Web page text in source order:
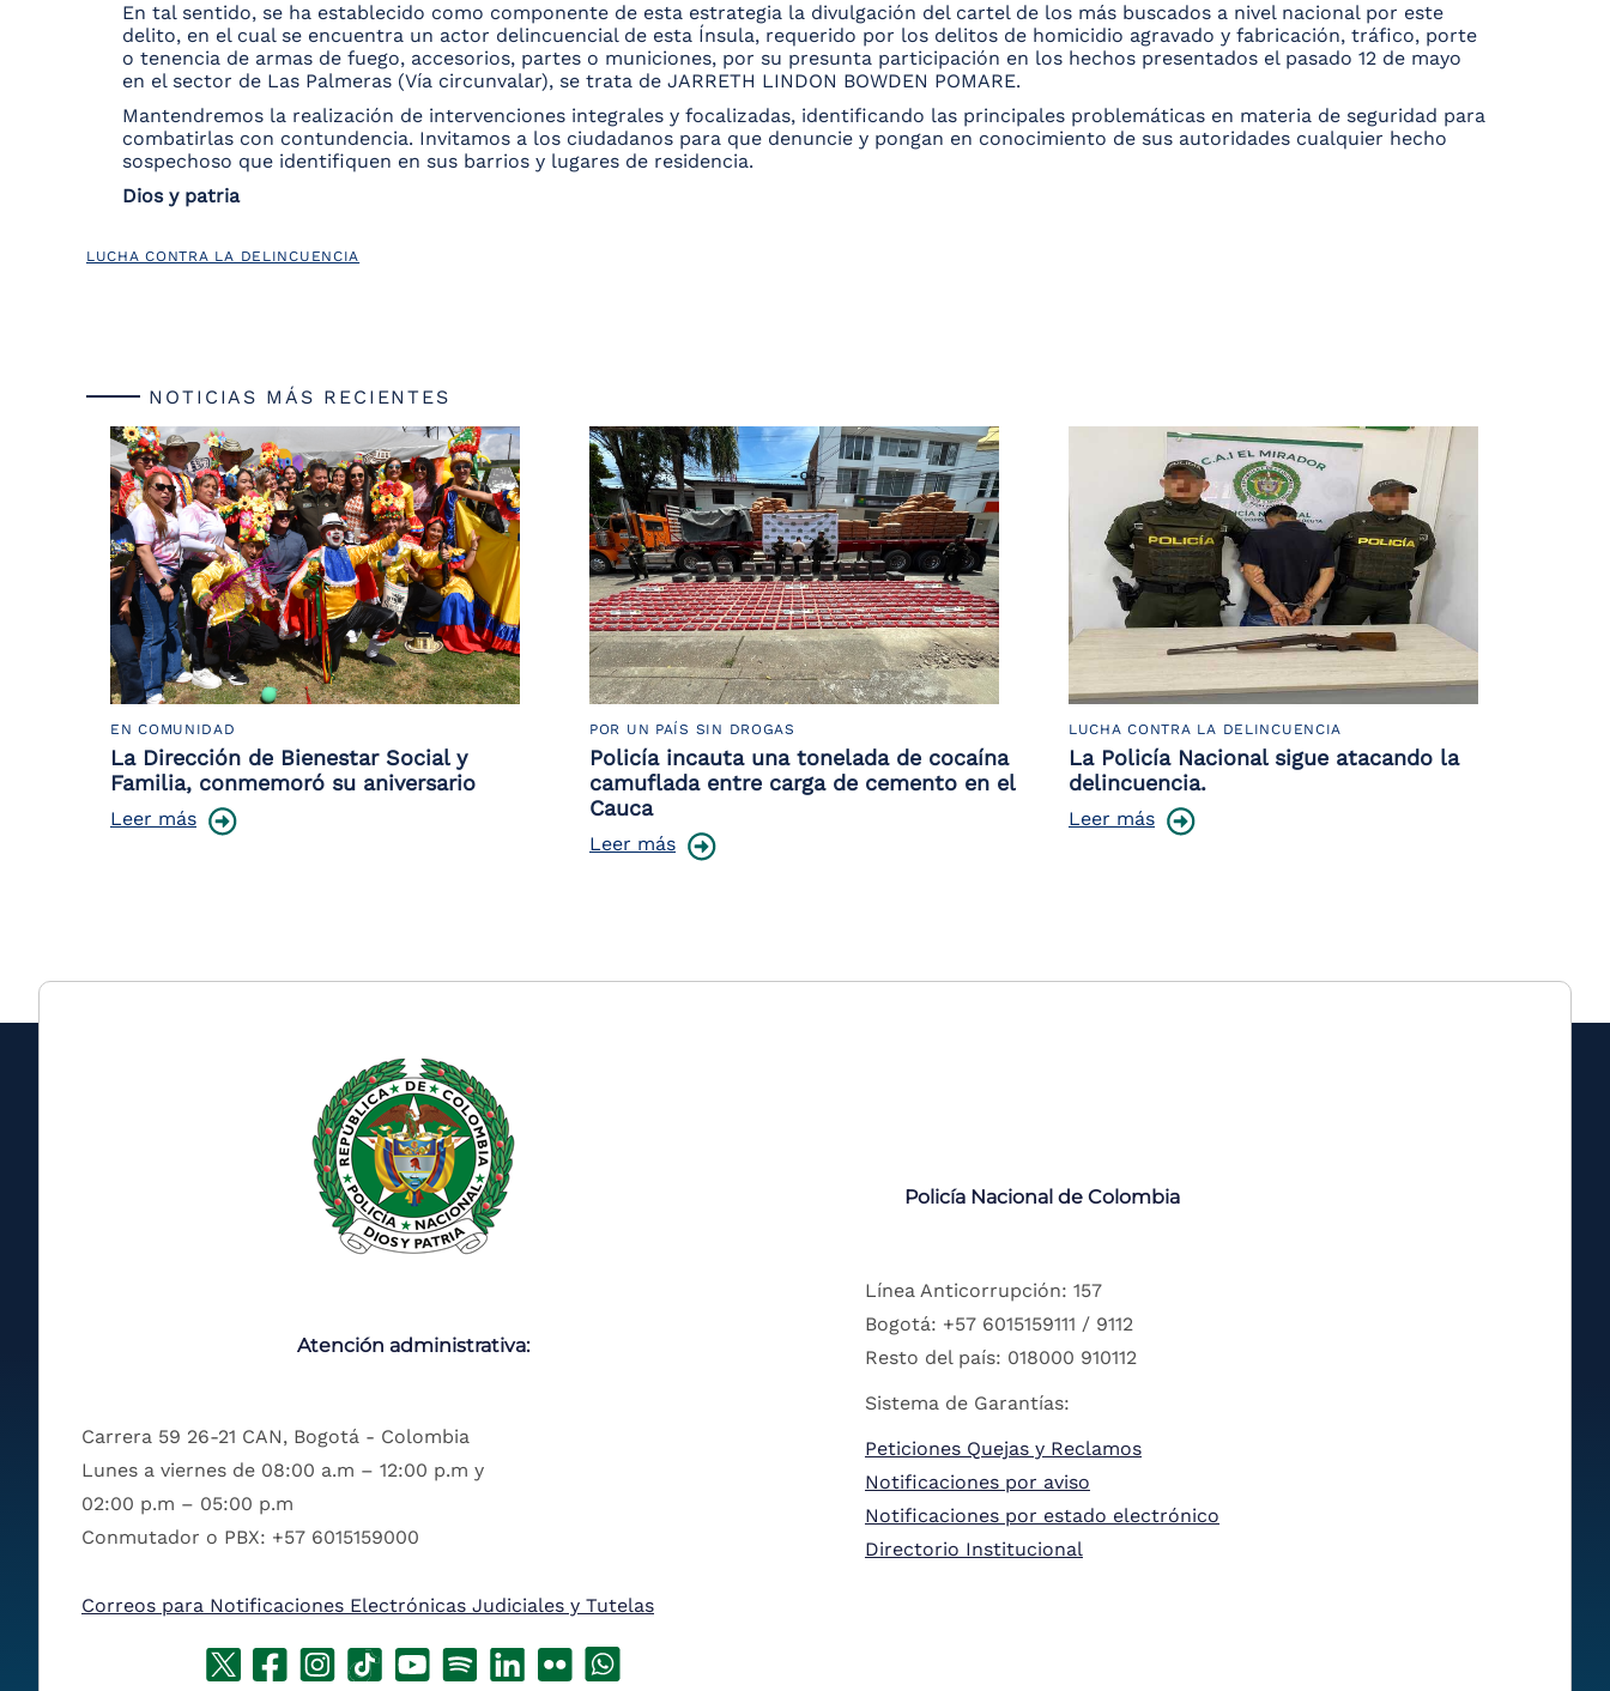
En tal sentido, se ha establecido como componente de esta estrategia la divulgación del cartel de los más buscados a nivel nacional por este
delito, en el cual se encuentra un actor delincuencial de esta Ínsula, requerido por los delitos de homicidio agravado y fabricación, tráfico, porte
o tenencia de armas de fuego, accesorios, partes o municiones, por su presunta participación en los hechos presentados el pasado 12 de mayo
en el sector de Las Palmeras (Vía circunvalar), se trata de JARRETH LINDON BOWDEN POMARE.
Mantendremos la realización de intervenciones integrales y focalizadas, identificando las principales problemáticas en materia de seguridad para
combatirlas con contundencia. Invitamos a los ciudadanos para que denuncie y pongan en conocimiento de sus autoridades cualquier hecho
sospechoso que identifiquen en sus barrios y lugares de residencia.
Dios y patria
LUCHA CONTRA LA DELINCUENCIA
NOTICIAS MÁS RECIENTES
EN COMUNIDAD
La Dirección de Bienestar Social y
Familia, conmemoró su aniversario
Leer más
POR UN PAÍS SIN DROGAS
Policía incauta una tonelada de cocaína
camuflada entre carga de cemento en el
Cauca
Leer más
LUCHA CONTRA LA DELINCUENCIA
La Policía Nacional sigue atacando la
delincuencia.
Leer más
Atención administrativa:
Carrera 59 26-21 CAN, Bogotá - Colombia
Lunes a viernes de 08:00 a.m – 12:00 p.m y
02:00 p.m – 05:00 p.m
Conmutador o PBX: +57 6015159000
Correos para Notificaciones Electrónicas Judiciales y Tutelas
Policía Nacional de Colombia
Línea Anticorrupción: 157
Bogotá: +57 6015159111 / 9112
Resto del país: 018000 910112
Sistema de Garantías:
Peticiones Quejas y Reclamos
Notificaciones por aviso
Notificaciones por estado electrónico
Directorio Institucional